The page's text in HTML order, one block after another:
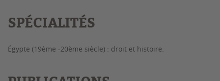
SPÉCIALITÉS
Égypte (19ème -20ème siècle) : droit et histoire.